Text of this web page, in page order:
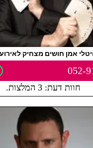
ויטלי אמן חושים מצחיק
052-
חוות דעת: 3 המלצות.